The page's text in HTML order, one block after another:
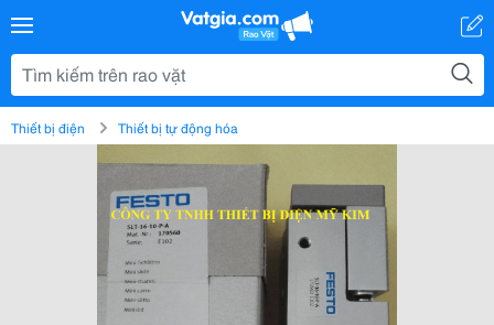
Thiết bị điện Thiết bị tự động hóa